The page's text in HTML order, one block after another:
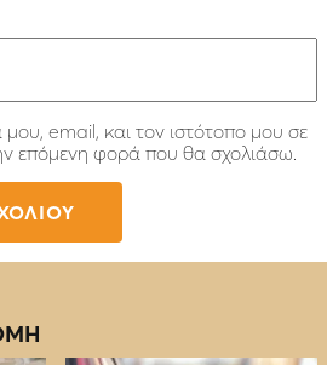
email, και τον ιστότοπο μου σε
επόμενη φορά που θα σχολιάσω.